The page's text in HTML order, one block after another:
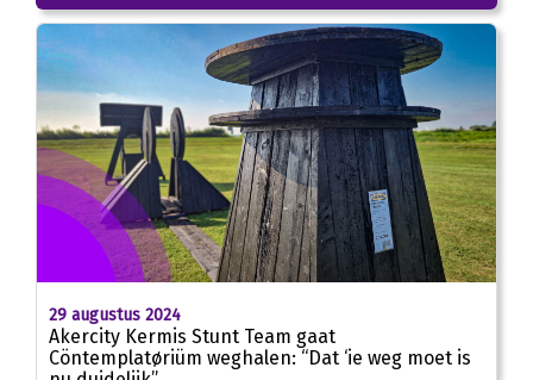
29 augustus 2024
Akercity Kermis Stunt Team gaat
Cöntemplatøriüm weghalen: “Dat ‘ie weg moet is